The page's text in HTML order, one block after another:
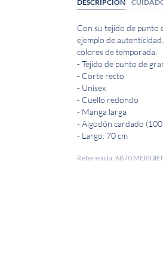
DESCRIPCIÓN
Con su tejido de punto
ejemplo de
colores de temporada.
- Tejido de punto de
- Corte recto
- Unisex
- Cuello redondo
- Manga larga
- Algodón cardado (100
- Largo: 70 cm
Referencia: 6870